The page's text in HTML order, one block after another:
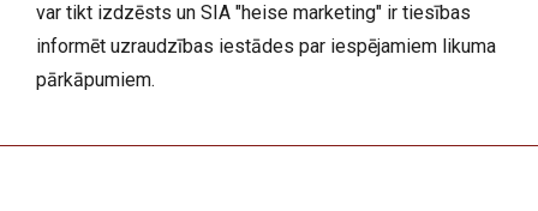
var tikt izdzēsts un SIA "heise marketing" ir tiesības
informēt uzraudzības iestādes par iespējamiem likuma
pārkāpumiem.